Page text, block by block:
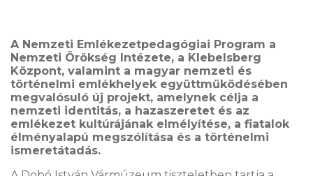
A Nemzeti Emlékezetpedagógiai Program a
Nemzeti Örökség Intézete, a Klebelsberg
Központ, valamint a magyar nemzeti és
történelmi emlékhelyek együttműködésében
megvalósuló új projekt, amelynek célja a
nemzeti identitás, a hazaszeretet és az
emlékezet kultúrájának elmélyítése, a fiatalok
élményalapú megszólítása és a történelmi
ismeretátadás.